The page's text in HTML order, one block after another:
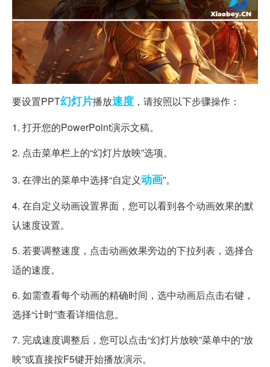
要设置PPT幻灯片播放速度 ，请按照以下步骤操作：
1. 打开您的PowerPoint演示文稿。
2. 点击菜单栏上的“幻灯片放映”选项。
3. 在弹出的菜单中选择“自定义动画”。
4. 在自定义动画设置界面，您可以看到各个动画效果的默
认速度设置。
5. 若要调整速度，点击动画效果旁边的下拉列表，选择合
适的速度。
6. 如需查看每个动画的精确时间，选中动画后点击右键，
选择“计时”查看详细信息。
7. 完成速度调整后，您可以点击“幻灯片放映”菜单中的“放
映”或直接按F5键开始播放演示。